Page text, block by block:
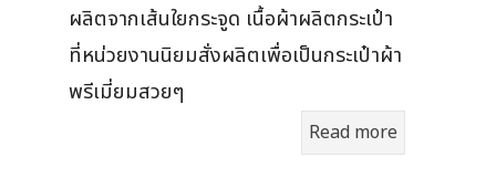
ผลิตจากเส้นใยกระจูด เนื้อผ้าผลิตกระเป๋า
ที่หน่วยงานนิยมสั่งผลิตเพื่อเป็นกระเป๋าผ้า
พรีเมี่ยมสวยๆ
Read more